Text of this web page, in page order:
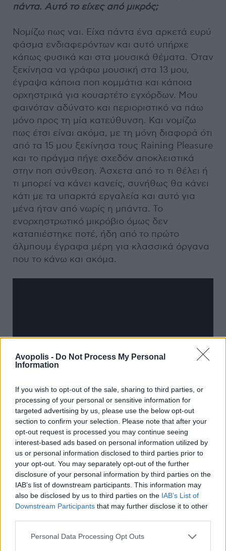
Avopolis - Do Not Process My Personal
Information
If you wish to opt-out of the sale, sharing to third parties, or
processing of your personal or sensitive information for
targeted advertising by us, please use the below opt-out
section to confirm your selection. Please note that after your
opt-out request is processed you may continue seeing
interest-based ads based on personal information utilized by
us or personal information disclosed to third parties prior to
your opt-out. You may separately opt-out of the further
disclosure of your personal information by third parties on the
IAB’s list of downstream participants. This information may
also be disclosed by us to third parties on the IAB’s List of
Downstream Participants that may further disclose it to other
Personal Data Processing Opt Outs
πάντα. Αυτό το είχες από μικρός;
Νομίζω πως ναι. Είχα πάντα ένα αρκετά ευρύ
φάσμα ενδιαφερόντων και αυτό υπήρχε
κάπως φυσικά και στα μουσικά θέματα. Όταν
ξεκίνησα να γράφω μουσική στα 13 μου,
έγραψα κάποια ποπ κομμάτια και κάποια
ορχηστρικά για κουαρτέτο εγχόρδων. Μου
φαινόταν αδύνατο και περιοριστικό να πάω
μόνο προς τη μία κατεύθυνση. Και νομίζω
πως έτσι είναι ακόμα, με τη μόνη διαφορά ότι
από τα 15 μου ξεκίνησα τους Raining Pleasure
και το πράγμα πήγε σχεδόν αποκλειστικά
στην ποπ σύνθεση. Άσχετα από το τι θέλει ή
τι μπορεί να κάνει κανείς, συνήθως θα κάνει
κάτι με τα υπαρκτά εργαλεία και αυτό για
μένα ήταν από νωρίς η μπάντα. Το
ενορχηστρωτικό μικρόβιο όμως δεν
καταπιέστηκε ποτέ, ήδη από το πρώτο
άλμπουμ έγραφα μέρη για κλασσικά όργανα
που το κάνω και ακόμα.
Πώς ξεκίνησε η δική σου ενασχόληση με τη
μουσική και πώς συνεχίζεται σήμερα; Ως
ακροατής συνεχίζεις να ανακαλύπτεις
πράγματα;
Από τις περιγραφές των γονιών, είχα
εκδηλώσει από πολύ νωρίς, τριών ή
τεσσάρων χρόνων, ένα ταλέντο στη μουσική.
Γι’ αυτόν το λόγο ξεκίνησα στην ιδιωτική
μουσική εκπαίδευση από τα πέντε μου.
Κατάφερα και τελείωσα αυτόν τον κύκλο